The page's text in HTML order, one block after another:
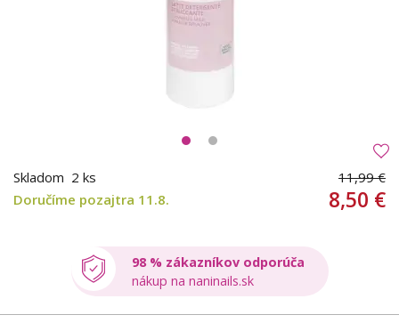
Skladom 2 ks
Doručíme pozajtra 11.8.
11,99 €
8,50 €
98 % zákazníkov odporúča
nákup na naninails.sk